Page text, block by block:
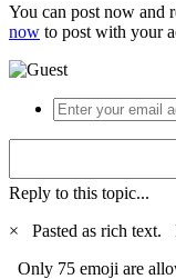
You can post now and
now to post with your
Reply to this topic...
×
Pasted as rich text.
Only 75 emoji are